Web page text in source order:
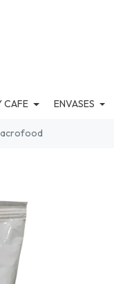
CAFE ENVASES